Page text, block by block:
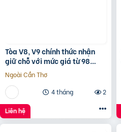
Tòa V8, V9 chính thức nhận
giữ chỗ với mức giá từ 98
triệu/m2, 1% early bird tại
Sunshine Sky City
Ngoài Cần Thơ
4 tháng
2
Liên hệ